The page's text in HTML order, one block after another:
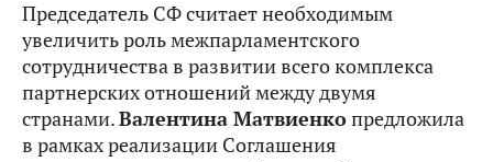
Председатель СФ считает необходимым
увеличить роль межпарламентского
сотрудничества в развитии всего комплекса
партнерских отношений между двумя
странами.Валентина Матвиенкопредложила
в рамках реализации Соглашения